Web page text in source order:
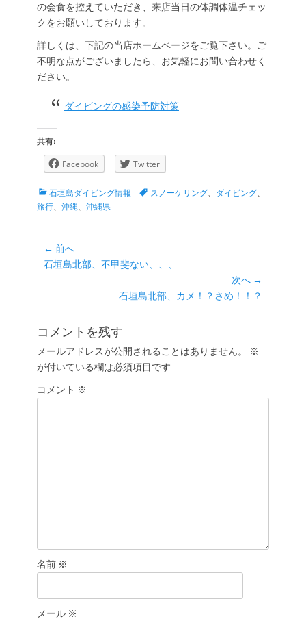
の会食を控えていただき、来店当日の体調体温チェッ
クをお願いしております。
詳しくは、下記の当店ホームページをご覧下さい。ご
不明な点がございましたら、お気軽にお問い合わせく
ださい。
ダイビングの感染予防対策
共有:
Facebook Twitter
カ
テ
石垣島ダイビング情報
タ スノーケリング、 ダイビング、
旅行、 沖縄、 沖縄県
投
稿
ー
シ
ョ
ン
← 前へ
前
石垣島北部、不甲斐ない、、、
次へ →
投
石垣島北部、カメ！？さめ！！？
コメントを残す
メールアドレスが公開されることはありません。
※
が付いている欄は必須項目です
コメント ※
名前 ※
メール ※